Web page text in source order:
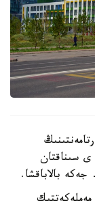
مالىمەتىنە سۇيەنسەك، 9 ۇيىم نەمەسە %69,3 ى سىناقتان
بالاباقشا.